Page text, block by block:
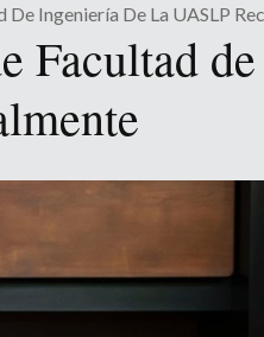
De Ingeniería De La UASLP
Facultad